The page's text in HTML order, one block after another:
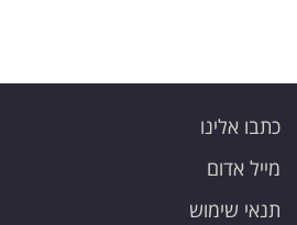
כתבו אלינו
מייל אדום
תנאי שימוש